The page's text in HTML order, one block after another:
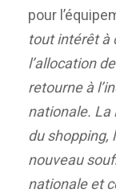
pour
tout intérêt à
l’allocation
retourne à
nationale. La
du shopping,
nouveau
nationale et